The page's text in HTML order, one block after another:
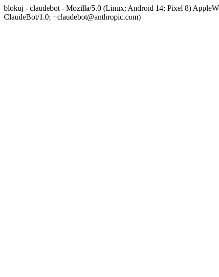
blokuj - claudebot - Mozilla/5.0 (Linux; Android 14; Pixel 8)
ClaudeBot/1.0; +claudebot@anthropic.com)